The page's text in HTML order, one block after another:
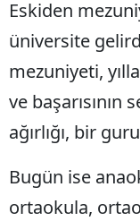
Eskiden
üniversite
mezuniyeti,
ve başarısının
ağırlığı, bir
Bugün ise
ortaokula,